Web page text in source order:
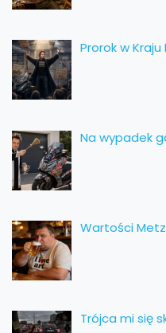
Prorok w
Na wypadek
Wartości
Trójca mi się